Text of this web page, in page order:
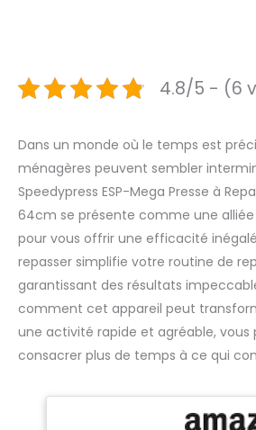
4.8/5 - (6
Dans un monde où le temps est
ménagères peuvent sembler
Speedypress ESP-Mega Presse à
64cm se présente comme une
pour vous offrir une efficacité
repasser simplifie votre routine de
garantissant des résultats
comment cet appareil peut
une activité rapide et agréable,
consacrer plus de temps à ce qui